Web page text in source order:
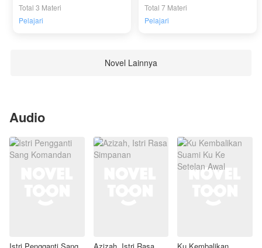
Total 3 Materi
Pelajari
Total 7 Materi
Pelajari
Novel Lainnya
Audio